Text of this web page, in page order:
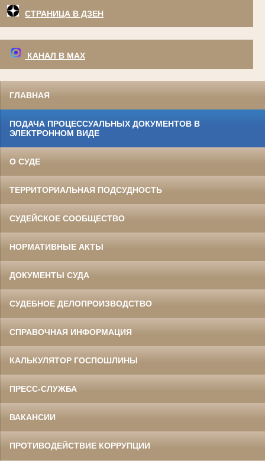
СТРАНИЦА В ДЗЕН
КАНАЛ В МАХ
ГЛАВНАЯ
ПОДАЧА ПРОЦЕССУАЛЬНЫХ ДОКУМЕНТОВ В
ЭЛЕКТРОННОМ ВИДЕ
О СУДЕ
ТЕРРИТОРИАЛЬНАЯ ПОДСУДНОСТЬ
СУДЕЙСКОЕ СООБЩЕСТВО
НОРМАТИВНЫЕ АКТЫ
ДОКУМЕНТЫ СУДА
СУДЕБНОЕ ДЕЛОПРОИЗВОДСТВО
СПРАВОЧНАЯ ИНФОРМАЦИЯ
КАЛЬКУЛЯТОР ГОСПОШЛИНЫ
ПРЕСС-СЛУЖБА
ВАКАНСИИ
ПРОТИВОДЕЙСТВИЕ КОРРУПЦИИ